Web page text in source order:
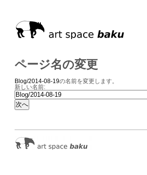
ページ名の変更
Blog/2014-08-19の名前を変更します。
新しい名前: